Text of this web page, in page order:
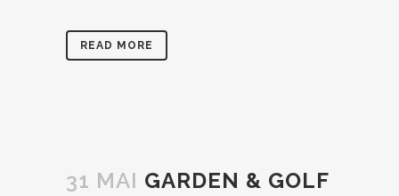
READ MORE
31 MAI GARDEN & GOLF